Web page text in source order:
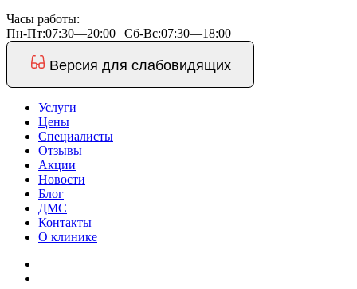
Часы работы:
Пн-Пт:07:30—20:00 | Cб-Вс:07:30—18:00
Версия для слабовидящих
Услуги
Цены
Специалисты
Отзывы
Акции
Новости
Блог
ДМС
Контакты
О клинике